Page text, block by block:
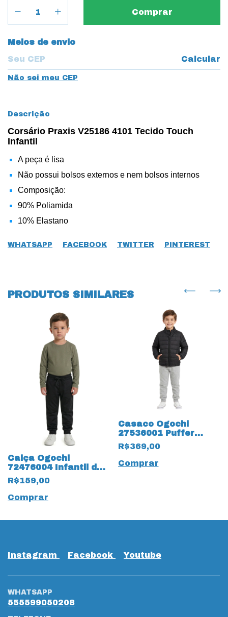
Entregas para o CEP:
Meios de envio
Calcular
Não sei meu CEP
Descrição
Corsário Praxis V25186 4101 Tecido Touch
Infantil
A peça é lisa
Não possui bolsos externos e nem bolsos internos
Composição:
90% Poliamida
10% Elastano
WHATSAPP FACEBOOK TWITTER PINTEREST
PRODUTOS SIMILARES
Calça Ogochi
72476004 Infantil de
Malha 19675 com
Bolso Faca
R$159,00
Comprar
Casaco Ogochi
27536001 Puffer
Essential 19799
Infantil
R$369,00
Comprar
Instagram Facebook Youtube
WHATSAPP
555599050208